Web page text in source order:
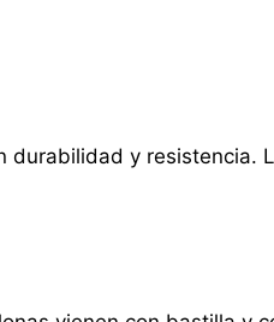
y resistencia.